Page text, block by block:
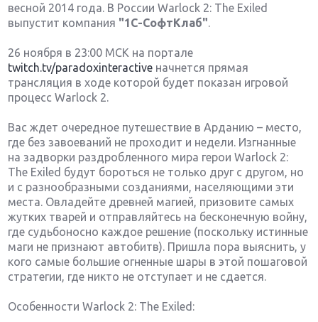
весной 2014 года. В России Warlock 2: The Exiled
выпустит компания "1С-СофтКлаб".
26 ноября в 23:00 МСК на портале
twitch.tv/paradoxinteractive начнется прямая
трансляция в ходе которой будет показан игровой
процесс Warlock 2.
Вас ждет очередное путешествие в Арданию – место,
где без завоеваний не проходит и недели. Изгнанные
на задворки раздробленного мира герои Warlock 2:
The Exiled будут бороться не только друг с другом, но
и с разнообразными созданиями, населяющими эти
места. Овладейте древней магией, призовите самых
жутких тварей и отправляйтесь на бесконечную войну,
где судьбоносно каждое решение (поскольку истинные
маги не признают автобитв). Пришла пора выяснить, у
кого самые большие огненные шары в этой пошаговой
стратегии, где никто не отступает и не сдается.
Особенности Warlock 2: The Exiled: